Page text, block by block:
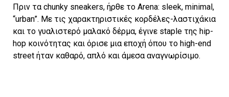
Πριν τα chunky sneakers, ήρθε το Arena: sleek, minimal,
“urban”. Με τις χαρακτηριστικές κορδέλες-λαστιχάκια
και το γυαλιστερό μαλακό δέρμα, έγινε staple της hip-
hop κοινότητας και όρισε μια εποχή όπου το high-end
street ήταν καθαρό, απλό και άμεσα αναγνωρίσιμο.